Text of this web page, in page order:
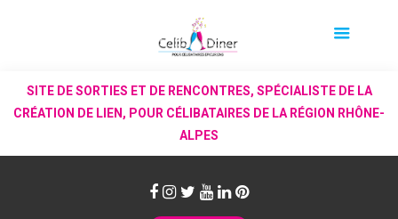
SITE DE SORTIES ET DE RENCONTRES, SPÉCIALISTE DE LA
CRÉATION DE LIEN, POUR CÉLIBATAIRES DE LA RÉGION RHÔNE-
ALPES